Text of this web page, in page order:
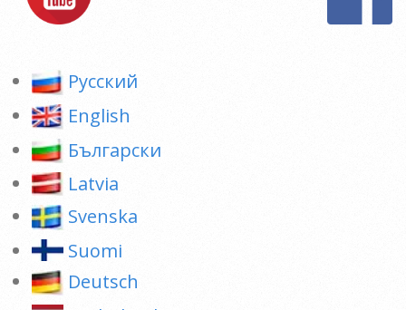
Pусский
English
Български
Latvia
Svenska
Suomi
Deutsch